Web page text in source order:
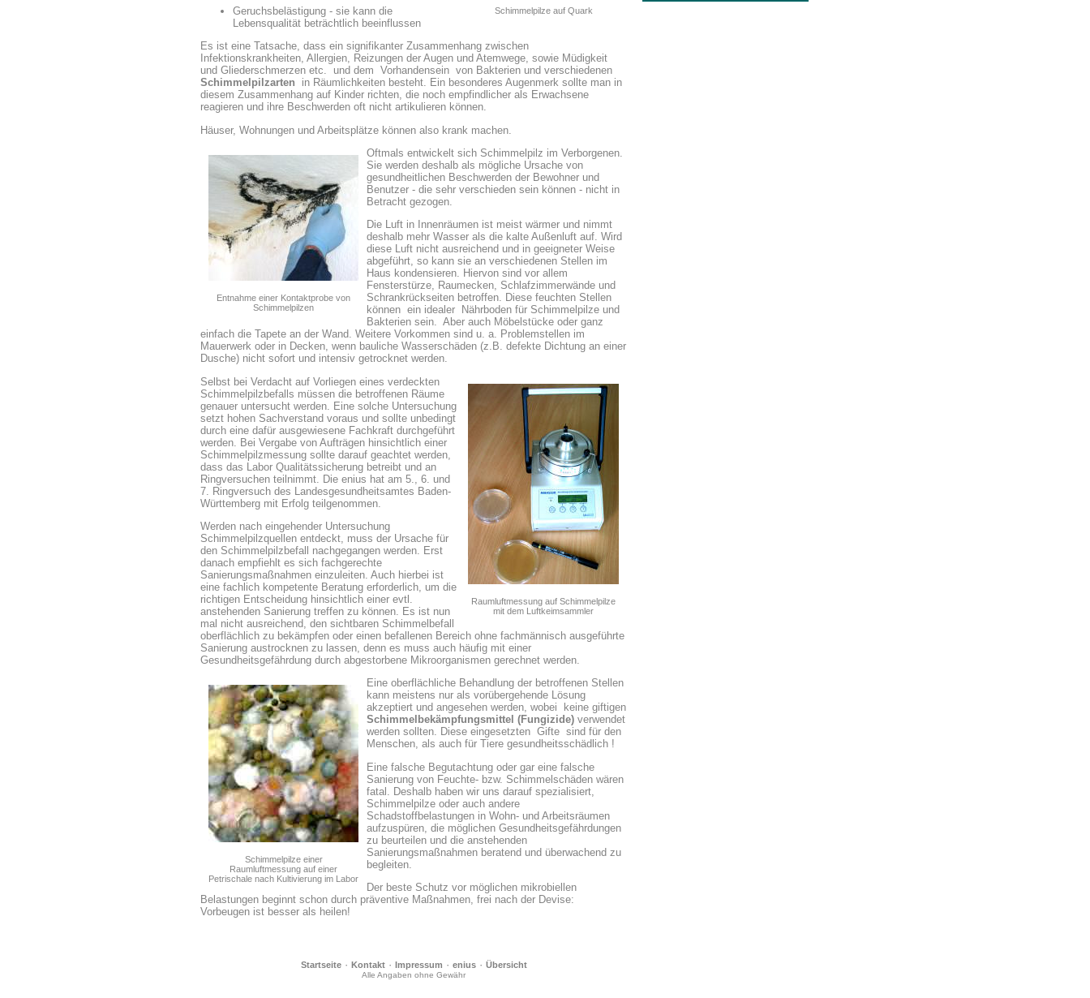
Schimmelpilze auf Quark
Geruchsbelästigung - sie kann die
Lebensqualität beträchtlich beeinflussen
Es ist eine Tatsache, dass ein signifikanter Zusammenhang zwischen
Infektionskrankheiten, Allergien, Reizungen der Augen und Atemwege, sowie Müdigkeit
und Gliederschmerzen etc. und dem Vorhandensein von Bakterien und verschiedenen
Schimmelpilzarten in Räumlichkeiten besteht. Ein besonderes Augenmerk sollte man in
diesem Zusammenhang auf Kinder richten, die noch empfindlicher als Erwachsene
reagieren und ihre Beschwerden oft nicht artikulieren können.
Häuser, Wohnungen und Arbeitsplätze können also krank machen.
Entnahme einer Kontaktprobe von
Schimmelpilzen
Oftmals entwickelt sich Schimmelpilz im Verborgenen.
Sie werden deshalb als mögliche Ursache von
gesundheitlichen Beschwerden der Bewohner und
Benutzer - die sehr verschieden sein können - nicht in
Betracht gezogen.
Die Luft in Innenräumen ist meist wärmer und nimmt
deshalb mehr Wasser als die kalte Außenluft auf. Wird
diese Luft nicht ausreichend und in geeigneter Weise
abgeführt, so kann sie an verschiedenen Stellen im
Haus kondensieren. Hiervon sind vor allem
Fensterstürze, Raumecken, Schlafzimmerwände und
Schrankrückseiten betroffen. Diese feuchten Stellen
können ein idealer Nährboden für Schimmelpilze und
Bakterien sein. Aber auch Möbelstücke oder ganz
einfach die Tapete an der Wand. Weitere Vorkommen sind u. a. Problemstellen im
Mauerwerk oder in Decken, wenn bauliche Wasserschäden (z.B. defekte Dichtung an einer
Dusche) nicht sofort und intensiv getrocknet werden.
Raumluftmessung auf Schimmelpilze
mit dem Luftkeimsammler
Selbst bei Verdacht auf Vorliegen eines verdeckten
Schimmelpilzbefalls müssen die betroffenen Räume
genauer untersucht werden. Eine solche Untersuchung
setzt hohen Sachverstand voraus und sollte unbedingt
durch eine dafür ausgewiesene Fachkraft durchgeführt
werden. Bei Vergabe von Aufträgen hinsichtlich einer
Schimmelpilzmessung sollte darauf geachtet werden,
dass das Labor Qualitätssicherung betreibt und an
Ringversuchen teilnimmt. Die enius hat am 5., 6. und
7. Ringversuch des Landesgesundheitsamtes Baden-
Württemberg mit Erfolg teilgenommen.
Werden nach eingehender Untersuchung
Schimmelpilzquellen entdeckt, muss der Ursache für
den Schimmelpilzbefall nachgegangen werden. Erst
danach empfiehlt es sich fachgerechte
Sanierungsmaßnahmen einzuleiten. Auch hierbei ist
eine fachlich kompetente Beratung erforderlich, um die
richtigen Entscheidung hinsichtlich einer evtl.
anstehenden Sanierung treffen zu können. Es ist nun
mal nicht ausreichend, den sichtbaren Schimmelbefall
oberflächlich zu bekämpfen oder einen befallenen Bereich ohne fachmännisch ausgeführte
Sanierung austrocknen zu lassen, denn es muss auch häufig mit einer
Gesundheitsgefährdung durch abgestorbene Mikroorganismen gerechnet werden.
Schimmelpilze einer
Raumluftmessung auf einer
Petrischale nach Kultivierung im Labor
Eine oberflächliche Behandlung der betroffenen Stellen
kann meistens nur als vorübergehende Lösung
akzeptiert und angesehen werden, wobei keine giftigen
Schimmelbekämpfungsmittel (Fungizide) verwendet
werden sollten. Diese eingesetzten Gifte sind für den
Menschen, als auch für Tiere gesundheitsschädlich !
Eine falsche Begutachtung oder gar eine falsche
Sanierung von Feuchte- bzw. Schimmelschäden wären
fatal. Deshalb haben wir uns darauf spezialisiert,
Schimmelpilze oder auch andere
Schadstoffbelastungen in Wohn- und Arbeitsräumen
aufzuspüren, die möglichen Gesundheitsgefährdungen
zu beurteilen und die anstehenden
Sanierungsmaßnahmen beratend und überwachend zu
begleiten.
Der beste Schutz vor möglichen mikrobiellen
Belastungen beginnt schon durch präventive Maßnahmen, frei nach der Devise:
Vorbeugen ist besser als heilen!
Startseite· Kontakt· Impressum · enius· Übersicht
Alle Angaben ohne Gewähr